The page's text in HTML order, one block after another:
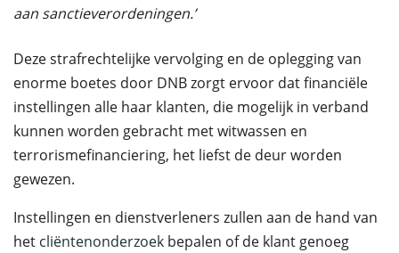
aan sanctieverordeningen.’
Deze strafrechtelijke vervolging en de oplegging van
enorme boetes door DNB zorgt ervoor dat financiële
instellingen alle haar klanten, die mogelijk in verband
kunnen worden gebracht met witwassen en
terrorismefinanciering, het liefst de deur worden
gewezen.
Instellingen en dienstverleners zullen aan de hand van
het cliëntenonderzoek bepalen of de klant genoeg